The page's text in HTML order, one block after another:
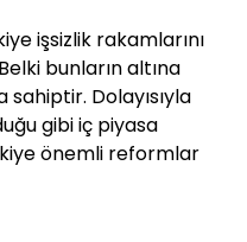
işsizlik rakamlarını
bunların altına
Dolayısıyla
gibi iç piyasa
önemli reformlar